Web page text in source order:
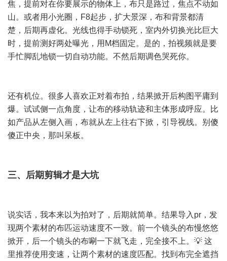
焦，提前对在你要展示的物体上，布只是路过，焦点不动如
山。或者用小光圈，F8起步，扩大景深，布和背景都清
楚，后期再虚化。光线也得手动锁死，室内外切换光比巨大
时，提前测好两处曝光，用M档固定。是的，拍视频就是要
手忙脚乱地锁一切自动功能。不然后期调色哭死你。
还有机位。很多人喜欢正对着布拍，结果掀开后构图平庸到
爆。试试侧一点角度，让布的移动轨迹和主体形成呼应。比
如产品从左侧入画，布就从左上往右下掀，引导视线。别傻
傻正中央，那叫呆板。
三、后期剪辑才是大坑
说实话，我本来以为拍对了，后期就简单。结果导入pr，发
现两个素材的布匹运动速度不一致。前一个镜头的布慢悠悠
掀开，后一个镜头的布唰一下就飞走，完全接不上。💡 这
里推荐使用变速，让两个素材的速度匹配。找到布完全遮挡